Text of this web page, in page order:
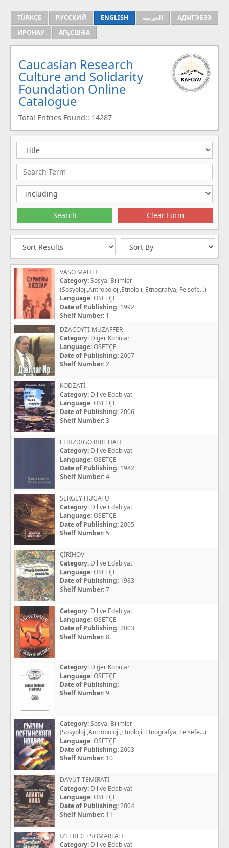
TÜRKÇE РУССКИЙ ENGLISH العربية
АДЫГЭБЗЭ
ИРОНАУ
АҦСШӘА
Caucasian Research
Culture and Solidarity
Foundation Online
Catalogue
Total Entries Found:: 14287
VASO MALİTI
Category:Sosyal Bilimler
(Sosyoloji,Antropoloji,Etnoloji, Etnografya, Felsefe...)
Language:OSETÇE
Date of Publishing: 1992
Shelf Number: 1
DZACOYTI MUZAFFER
Category: Diğer Konular
Language:OSETÇE
Date of Publishing:2007
Shelf Number:2
KODZATİ
Category: Dil ve Edebiyat
Language:OSETÇE
Date of Publishing:2006
Shelf Number:3
ELBIZDIGO BIRTTİATI
Category: Dil ve Edebiyat
Language:OSETÇE
Date of Publishing: 1982
Shelf Number:4
SERGEY HUGATU
Category: Dil ve Edebiyat
Language:OSETÇE
Date of Publishing:2005
Shelf Number: 5
ÇİRİHOV
Category: Dil ve Edebiyat
Language:OSETÇE
Date of Publishing: 1983
Shelf Number:7
Category: Dil ve Edebiyat
Language:OSETÇE
Date of Publishing:2003
Shelf Number:8
Category: Diğer Konular
Language:OSETÇE
Date of Publishing:
Shelf Number:9
Category:Sosyal Bilimler
(Sosyoloji,Antropoloji,Etnoloji, Etnografya, Felsefe...)
Language:OSETÇE
Date of Publishing:2003
Shelf Number: 10
DAVUT TEMIRATI
Category: Dil ve Edebiyat
Language:OSETÇE
Date of Publishing:2004
Shelf Number: 11
İZETBEG TSOMARTATI
Category: Dil ve Edebiyat